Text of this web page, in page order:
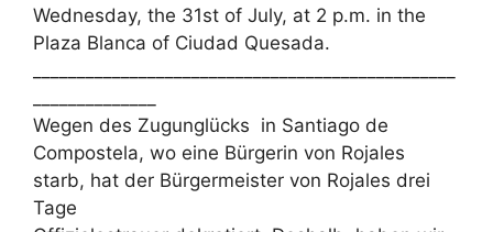
Wednesday, the 31st of July, at 2 p.m. in the
Plaza Blanca of Ciudad Quesada.
Wegen des Zugunglücks in Santiago de
Compostela, wo eine Bürgerin von Rojales
starb, hat der Bürgermeister von Rojales drei
Tage